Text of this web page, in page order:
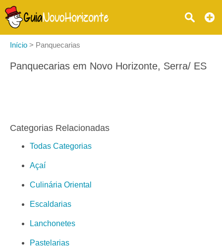
Início > Panquecarias
Panquecarias em Novo Horizonte, Serra/ ES
Categorias Relacionadas
Todas Categorias
Açaí
Culinária Oriental
Escaldarias
Lanchonetes
Pastelarias